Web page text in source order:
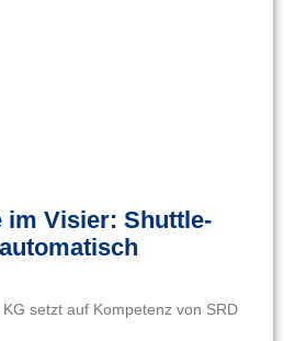
im Visier: Shuttle-
setzt auf Kompetenz von SRD